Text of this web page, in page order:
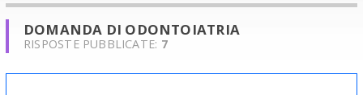
DOMANDA DI ODONTOIATRIA
RISPOSTE PUBBLICATE: 7